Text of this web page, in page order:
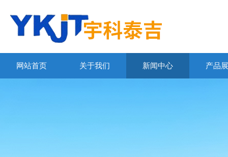
网站首页 关于我们 新闻中心 产品